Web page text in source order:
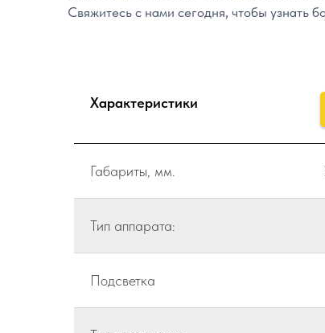
Свяжитесь с нами сегодня, чтобы узнать
Характеристики
Габариты, мм.
Тип аппарата:
Подсветка